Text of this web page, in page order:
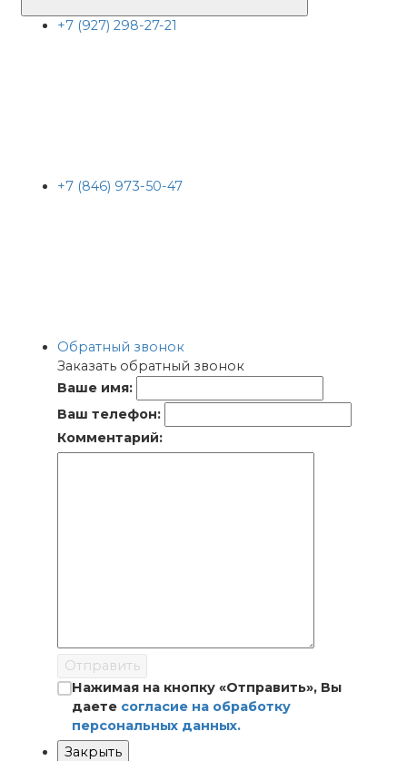
+7 (927) 298-27-21
+7 (846) 973-50-47
Обратный звонок
Заказать обратный звонок
Ваше имя:
Ваш телефон:
Комментарий:
Отправить
Нажимая на кнопку «Отправить», Вы
даете согласие на обработку
персональных данных.
Закрыть